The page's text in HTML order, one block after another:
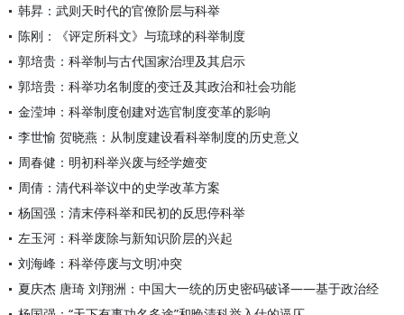
韩昇：武则天时代的官僚阶层与科举
陈刚：《评定所科文》与琉球的科举制度
郭培贵：科举制与古代国家治理及其启示
郭培贵：科举功名制度的变迁及其政治和社会功能
金滢坤：科举制度创建对选官制度变革的影响
李世愉 贺晓燕：从制度建设看科举制度的历史意义
周春健：明初科举兴废与经学嬗变
周倩：清代科举议中的史学改革方案
杨国强：清末停科举和民初的反思停科举
左玉河：科举废除与新知识阶层的兴起
刘海峰：科举停废与文明冲突
夏庆杰 唐琦 刘翔洲：中国大一统的历史密码破译——基于政治经